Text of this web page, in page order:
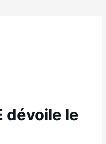
dévoile le